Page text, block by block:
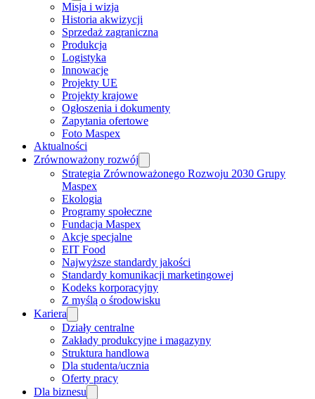
Misja i wizja
Historia akwizycji
Sprzedaż zagraniczna
Produkcja
Logistyka
Innowacje
Projekty UE
Projekty krajowe
Ogłoszenia i dokumenty
Zapytania ofertowe
Foto Maspex
Aktualności
Zrównoważony rozwój
Strategia Zrównoważonego Rozwoju 2030 Grupy
Maspex
Ekologia
Programy społeczne
Fundacja Maspex
Akcje specjalne
EIT Food
Najwyższe standardy jakości
Standardy komunikacji marketingowej
Kodeks korporacyjny
Z myślą o środowisku
Kariera
Działy centralne
Zakłady produkcyjne i magazyny
Struktura handlowa
Dla studenta/ucznia
Oferty pracy
Dla biznesu